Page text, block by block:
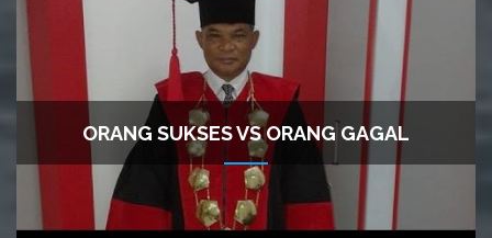
ORANG SUKSES VS ORANG GAGAL